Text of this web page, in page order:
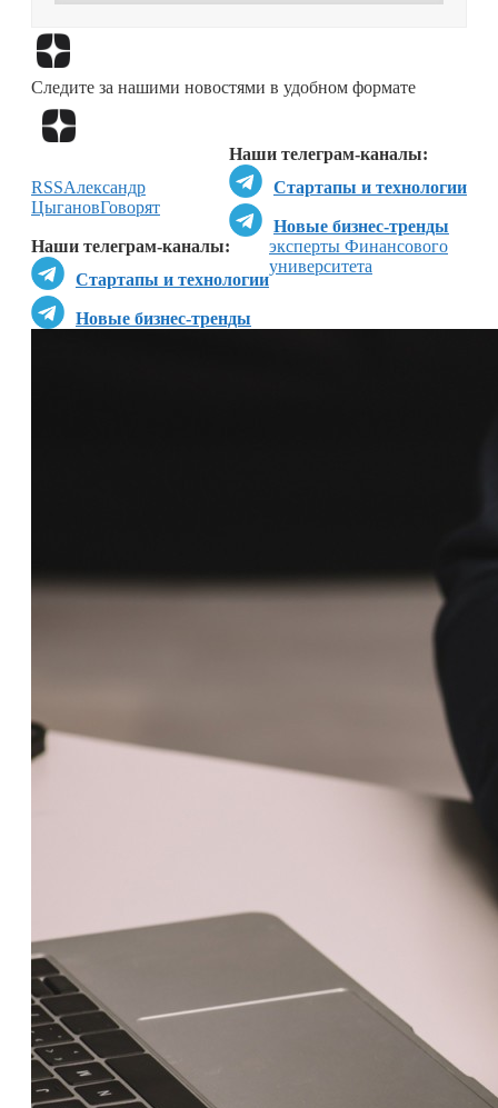
Следите за нашими новостями в удобном формате
Наши телеграм-каналы:
Стартапы и технологии
Новые бизнес-тренды
Наши телеграм-каналы:
Стартапы и технологии
Новые бизнес-тренды
RSSАлександр
ЦыгановГоворят
эксперты Финансового
университета